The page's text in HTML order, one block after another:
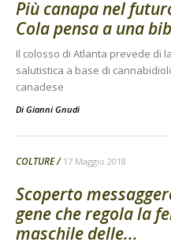
Più canapa nel
Cola pensa a una
Il colosso di Atlanta prevede di
salutistica a base di
canadese
Di Gianni Gnudi
COLTURE 17 Maggio 2018
Scoperto
gene che regola la
maschile delle...